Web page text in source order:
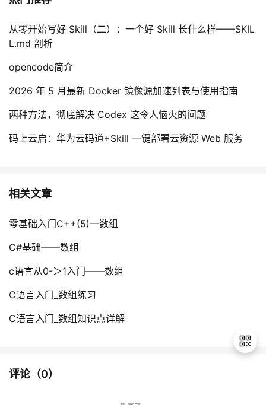
从零开始写好 Skill（二）：一个好 Skill 长什么样——SKIL
L.md 剖析
opencode简介
2026 年 5 月最新 Docker 镜像源加速列表与使用指南
两种方法，彻底解决 Codex 这令人恼火的问题
码上云启：华为云码道+Skill 一键部署云资源 Web 服务
相关文章
零基础入门C++(5)—数组
C#基础——数组
c语言从0-＞1入门——数组
C语言入门_数组练习
C语言入门_数组知识点详解
评论（0）